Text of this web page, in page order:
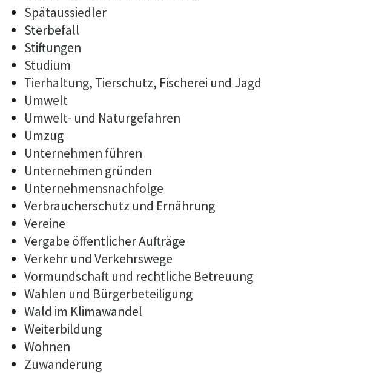
Spätaussiedler
Sterbefall
Stiftungen
Studium
Tierhaltung, Tierschutz, Fischerei und Jagd
Umwelt
Umwelt- und Naturgefahren
Umzug
Unternehmen führen
Unternehmen gründen
Unternehmensnachfolge
Verbraucherschutz und Ernährung
Vereine
Vergabe öffentlicher Aufträge
Verkehr und Verkehrswege
Vormundschaft und rechtliche Betreuung
Wahlen und Bürgerbeteiligung
Wald im Klimawandel
Weiterbildung
Wohnen
Zuwanderung